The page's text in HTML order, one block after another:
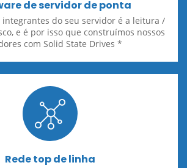
de servidor de ponta
integrantes do seu servidor é a leitura /
e é por isso que construímos nossos
com Solid State Drives *
Rede top de linha